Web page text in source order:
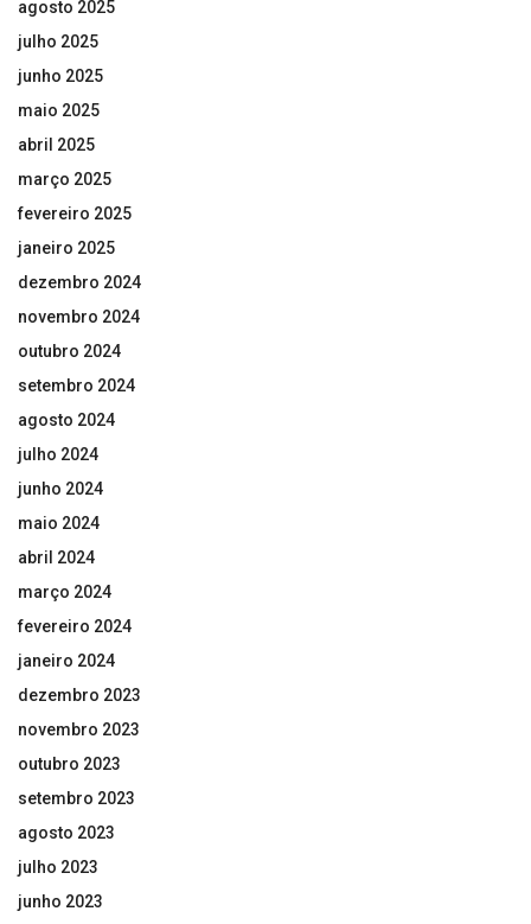
agosto 2025
julho 2025
junho 2025
maio 2025
abril 2025
março 2025
fevereiro 2025
janeiro 2025
dezembro 2024
novembro 2024
outubro 2024
setembro 2024
agosto 2024
julho 2024
junho 2024
maio 2024
abril 2024
março 2024
fevereiro 2024
janeiro 2024
dezembro 2023
novembro 2023
outubro 2023
setembro 2023
agosto 2023
julho 2023
junho 2023